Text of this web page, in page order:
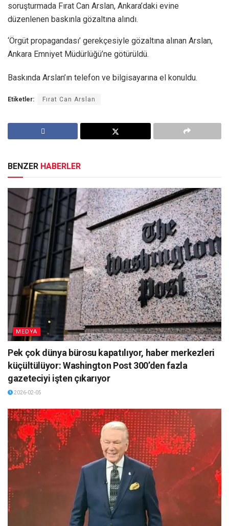
soruşturmada Fırat Can Arslan, Ankara’daki evine
düzenlenen baskınla gözaltına alındı.
‘Örgüt propagandası’ gerekçesiyle gözaltına alınan Arslan,
Ankara Emniyet Müdürlüğü’ne götürüldü.
Baskında Arslan’ın telefon ve bilgisayarına el konuldu.
Etiketler: Fırat Can Arslan
BENZER HABERLER
MEDYA
Pek çok dünya bürosu kapatılıyor, haber merkezleri
küçültülüyor: Washington Post 300’den fazla
gazeteciyi işten çıkarıyor
2026-02-05